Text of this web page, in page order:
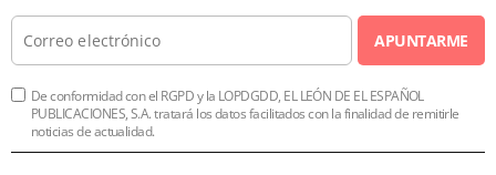
APUNTARME
De conformidad con el RGPD y la LOPDGDD, EL LEÓN DE EL ESPAÑOL
PUBLICACIONES, S.A. tratará los datos facilitados con la finalidad de remitirle
noticias de actualidad.